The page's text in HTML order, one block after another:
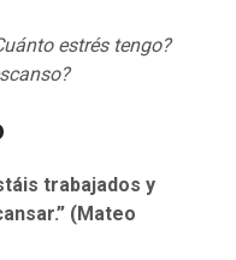
estrés tengo?
trabajados y
(Mateo